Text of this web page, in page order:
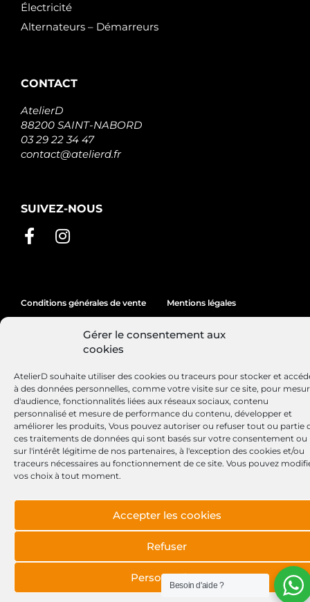
Gérer le consentement aux
cookies
AtelierD souhaite utiliser des cookies ou traceurs pour stocker et
à des données personnelles, comme votre visite sur ce site, pour
d'audience, fonctionnalités liées aux réseaux sociaux, contenu
personnalisé et mesure de performance du contenu, développer et
améliorer les produits, Vous pouvez autoriser ou refuser tout ou partie
ces traitements de données qui sont basés sur votre consentement ou
sur l'intérêt légitime de nos partenaires, à l'exception des cookies et/ou
traceurs nécessaires au fonctionnement de ce site. Vous pouvez
vos choix à tout moment.
Accepter les cookies
Refuser
Personnaliser
Électricité
Alternateurs – Démarreurs
CONTACT
AtelierD
88200 SAINT-NABORD
03 29 22 34 47
contact@atelierd.fr
SUIVEZ-NOUS
Conditions générales de vente Mentions légales
Site réalisé par Lézards Création
Besoin d'aide ?